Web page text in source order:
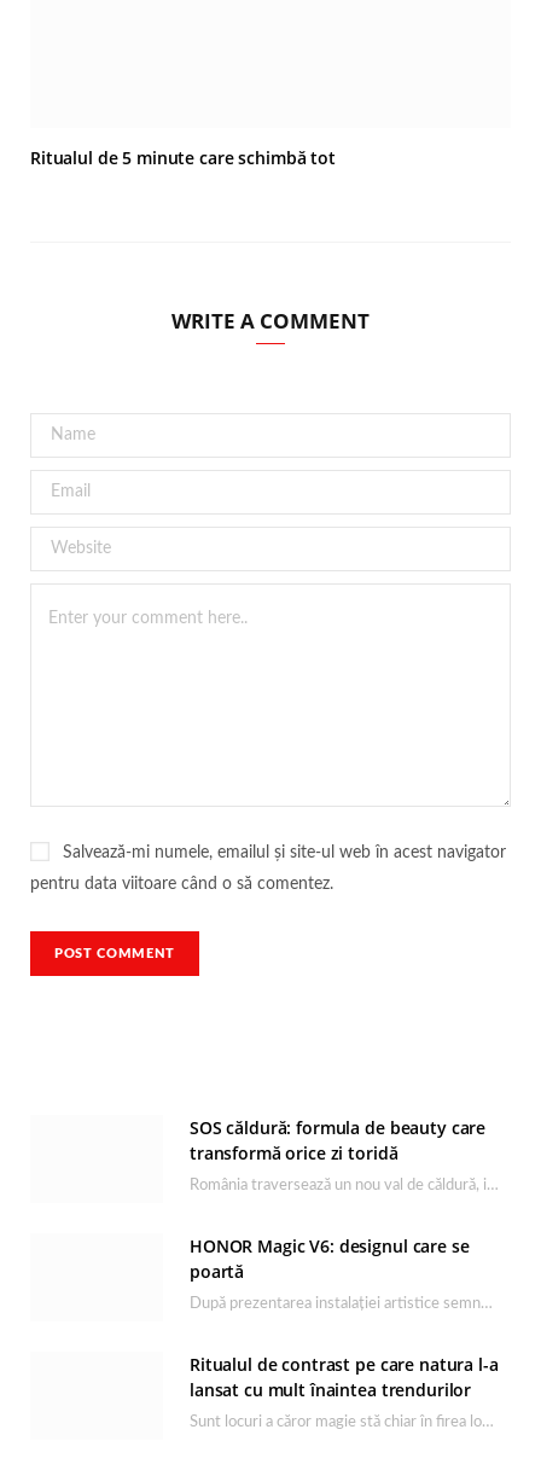
Ritualul de 5 minute care schimbă tot
WRITE A COMMENT
Salvează-mi numele, emailul și site-ul web în acest navigator
pentru data viitoare când o să comentez.
SOS căldură: formula de beauty care
transformă orice zi toridă
România traversează un nou val de căldură, iar rutina de îngrijire capătă un rol esențial…
HONOR Magic V6: designul care se
poartă
După prezentarea instalației artistice semnată de Catrinel Săbăciag în cadrul evenimentului de lansare HONOR Magic…
Ritualul de contrast pe care natura l-a
lansat cu mult înaintea trendurilor
Sunt locuri a căror magie stă chiar în firea lor naturală, iar Lacul Ursu din…